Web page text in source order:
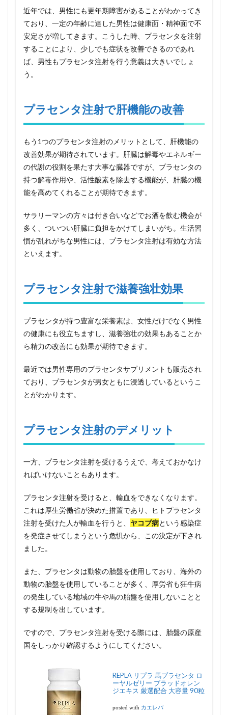
近年では、男性にも更年期障害があることがわかってき
ており、一定の年齢に達した男性は健康面・精神面で不
安定さが増してきます。こうした時、プラセンタを注射
することにより、少しでも症状を改善できるのであれ
ば、男性もプラセンタ注射を行う意義は大きいでしょ
う。
プラセンタ注射で肝機能の改善
もう1つのプラセンタ注射のメリットとして、肝機能の
改善効果が期待されています。肝臓は解毒やエネルギー
の代謝の役割を果たす大事な臓器ですが、プラセンタの
持つ解毒作用や、活性酸素を除去する機能が、肝臓の機
能を高めてくれることが期待できます。
サラリーマンの方々は付き合いなどでお酒を飲む機会が
多く、ついつい肝臓に負担をかけてしまいがち。生活習
慣が乱れがちな男性には、プラセンタ注射は有効な方法
といえます。
プラセンタ注射で滋養強壮効果
プラセンタが持つ豊富な栄養素は、女性だけでなく男性
の健康にも役立ちますし、滋養強壮の効果もあることか
ら精力の改善にも効果が期待できます。
最近では男性専用のプラセンタサプリメントも販売され
ており、プラセンタが男女ともに浸透しているというこ
とがわかります。
プラセンタ注射のデメリット
一方、プラセンタ注射を受けるうえで、考えておかなけ
ればいけないこともあります。
プラセンタ注射を受けると、輸血をできなくなります。
これは厚生労働省が決めた措置であり、ヒトプラセンタ
注射を受けた人が輸血を行うと、 ヤコブ病という感染症
を発症させてしまうという危惧から、この決定が下され
ました。
また、プラセンタは動物の胎盤を使用しており、海外の
動物の胎盤を使用していることが多く、厚労省も狂牛病
の発生している地域の牛や馬の胎盤を使用しないことと
する規制を出しています。
ですので、プラセンタ注射を受ける際には、胎盤の原産
国をしっかり確認するようにしてください。
REPLA リプラ 馬プラセンタ ロ
ーヤルゼリー ブラッドオレン
ジエキス 厳選配合 大容量 90粒
posted with カエレバ